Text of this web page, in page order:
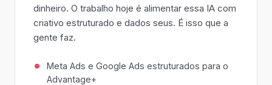
dinheiro. O trabalho hoje é alimentar essa IA com
criativo estruturado e dados seus. É isso que a
gente faz.
Meta Ads e Google Ads estruturados para o
Advantage+